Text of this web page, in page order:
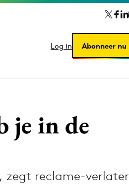
Log in Abonneer nu
Log in Abonneer nu
je in de
zegt reclame-verlater